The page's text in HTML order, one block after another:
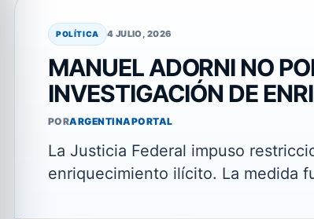
POLÍTICA 4 JULIO, 2026
MANUEL ADORNI NO
INVESTIGACIÓN DE
PORARGENTINAPORTAL
La Justicia Federal impuso
enriquecimiento ilícito. La medida